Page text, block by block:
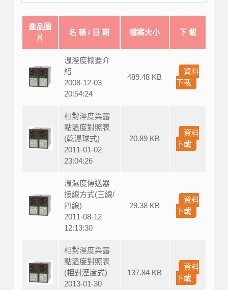
產品圖
片
名 稱 / 日 期 檔案大小 下 載
溫溼度概要介
紹
2008-12-03
20:54:24
489.48 KB
資料
下載
相對溼度與露
點溫度對照表
(乾濕球式)
2011-01-02
23:04:26
20.89 KB
資料
下載
溫濕度傳送器
接線方式(三線/
四線)
2011-08-12
12:13:30
29.38 KB
資料
下載
相對溼度與露
點溫度對照表
(相對溼度式)
2013-01-30
137.84 KB
資料
下載